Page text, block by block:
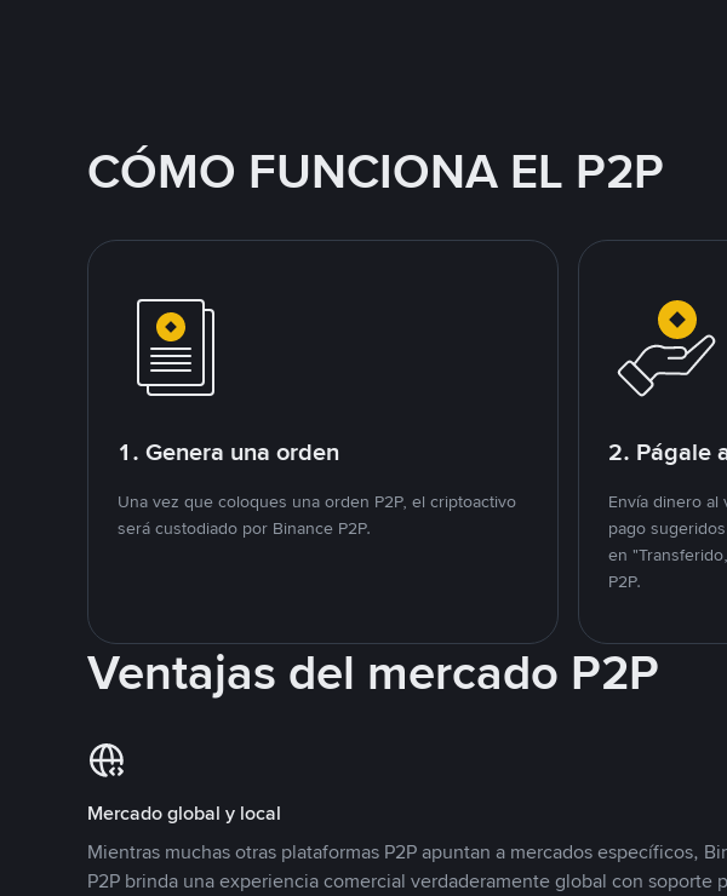
CÓMO FUNCIONA EL P2P
1. Genera una orden
Una vez que coloques una orden P2P, el criptoactivo
será custodiado por Binance P2P.
2. Págale
Envía dinero
pago
en
P2P.
Ventajas del mercado P2P
Mercado global y local
Mientras muchas otras plataformas P2P apuntan a mercados específicos,
P2P brinda una experiencia comercial verdaderamente global con soporte